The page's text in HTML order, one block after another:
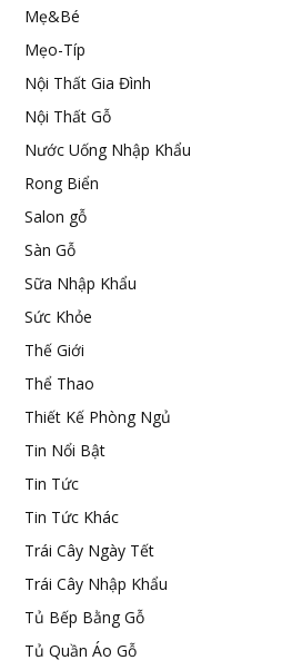
Mẹ&Bé
Mẹo-Típ
Nội Thất Gia Đình
Nội Thất Gỗ
Nước Uống Nhập Khẩu
Rong Biển
Salon gỗ
Sàn Gỗ
Sữa Nhập Khẩu
Sức Khỏe
Thế Giới
Thể Thao
Thiết Kế Phòng Ngủ
Tin Nổi Bật
Tin Tức
Tin Tức Khác
Trái Cây Ngày Tết
Trái Cây Nhập Khẩu
Tủ Bếp Bằng Gỗ
Tủ Quần Áo Gỗ